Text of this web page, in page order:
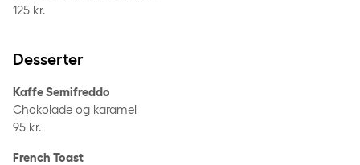
125 kr.
Desserter
Kaffe Semifreddo
Chokolade og karamel
95 kr.
French Toast